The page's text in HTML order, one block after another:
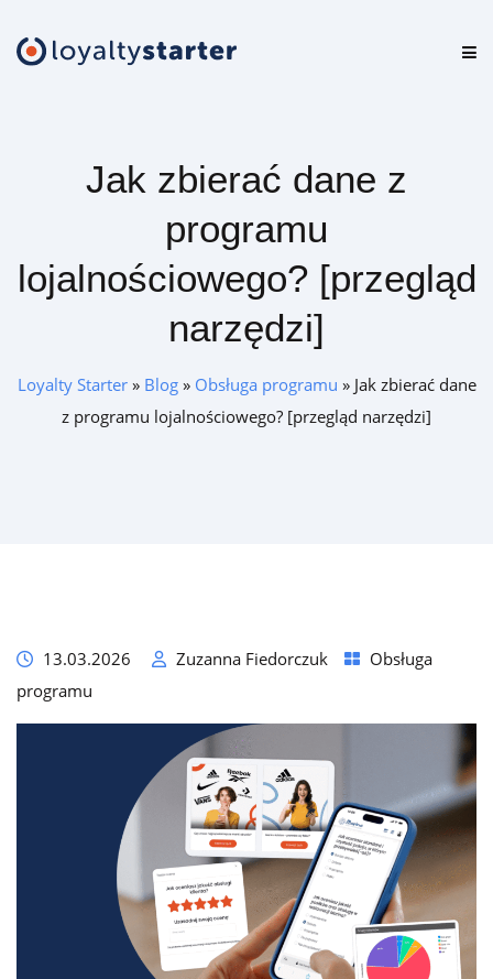
Zamów darmową konsultację
Jak zbierać dane z
programu
lojalnościowego? [przegląd
narzędzi]
Loyalty Starter» Blog» Obsługa programu » Jak zbierać dane
z programu lojalnościowego? [przegląd narzędzi]
13.03.2026 Zuzanna Fiedorczuk
Obsługa
programu